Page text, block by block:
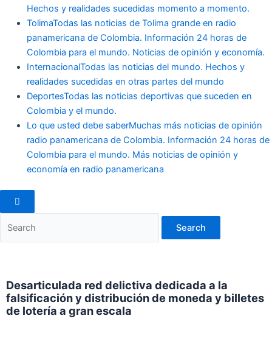
Hechos y realidades sucedidas momento a momento.
TolimaTodas las noticias de Tolima grande en radio
panamericana de Colombia. Información 24 horas de
Colombia para el mundo. Noticias de opinión y economía.
InternacionalTodas las noticias del mundo. Hechos y
realidades sucedidas en otras partes del mundo
DeportesTodas las noticias deportivas que suceden en
Colombia y el mundo.
Lo que usted debe saberMuchas más noticias de opinión
radio panamericana de Colombia. Información 24 horas de
Colombia para el mundo. Más noticias de opinión y
economía en radio panamericana
Enter
Keyword
Search
for:
Search
Desarticulada red delictiva dedicada a la
falsificación y distribución de moneda y billetes
de lotería a gran escala